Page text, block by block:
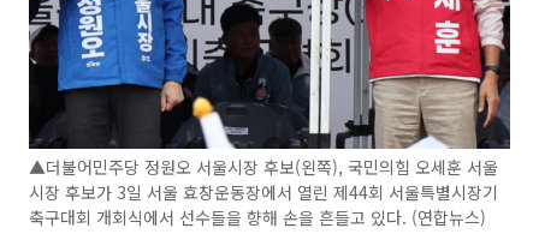
▲더불어민주당 정원오 서울시장 후보(왼쪽), 국민의힘 오세훈 서울
시장 후보가 3일 서울 효창운동장에서 열린 제44회 서울특별시장기
축구대회 개회식에서 선수들을 향해 손을 흔들고 있다. (연합뉴스)